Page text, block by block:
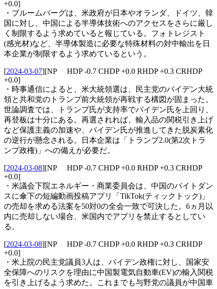
+0.0]
・ブルームバーグは、米政府が日本やオランダ、ドイツ、韓
国に対し、中国による半導体技術へのアクセスをさらに厳し
く制限するよう求めていると報じている。フォトレジスト
(感光材)など、半導体製造に必要な特殊材料の対中輸出を日
本企業が制限するよう求めているという。
[2024-03-07][NP HDP -0.7 CHDP +0.0 RHDP +0.3 CRHDP
+0.0]
・時事通信によると、米大統領選は、民主党のバイデン大統
領と共和党のトランプ前大統領が再戦する構図が固まった。
世論調査では、トランプ氏が支持率でバイデン氏を上回り、
再登板は十分にある。再選されれば、輸入品の関税引き上げ
など保護主義の加速や、バイデン氏が推進してきた脱炭素化
の逆行が懸念される。日本企業は「トランプ2.0(第2次トラ
ンプ政権)」への備えが必要だ。
[2024-03-08][NP HDP -0.7 CHDP +0.0 RHDP +0.3 CRHDP
+0.0]
・米議会下院エネルギー・商業委員会は、中国のバイトダン
スに傘下の短編動画投稿アプリ「TikTok(ティックトック)」
の売却を求める法案を50対0の全会一致で可決した。6ヵ月以
内に売却しない場合、米国内でアプリを禁止するとしてい
る。
[2024-03-08][NP HDP -0.7 CHDP +0.0 RHDP +0.3 CRHDP
+0.0]
・米上院の民主党議員3人は、バイデン政権に対し、国家安
全保障へのリスクを理由に中国製電気自動車(EV)の輸入関税
を引き上げるよう求めた。これまでも与野党の議員が中国車